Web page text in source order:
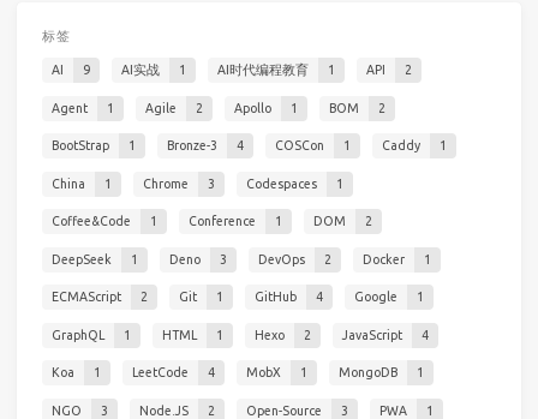
标签
AI 9 AI实战 1 AI时代编程教育 1 API 2
Agent 1 Agile 2 Apollo 1 BOM 2
BootStrap 1 Bronze-3 4 COSCon 1 Caddy 1
China 1 Chrome 3 Codespaces 1
Coffee&Code 1 Conference 1 DOM 2
DeepSeek 1 Deno 3 DevOps 2 Docker 1
ECMAScript 2 Git 1 GitHub 4 Google 1
GraphQL 1 HTML 1 Hexo 2 JavaScript 4
Koa 1 LeetCode 4 MobX 1 MongoDB 1
NGO 3 Node.JS 2 Open-Source 3 PWA 1